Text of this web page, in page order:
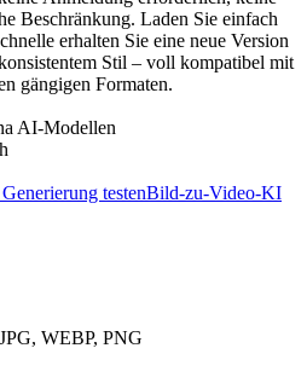
Beschränkung. Laden Sie einfach
erhalten Sie eine neue Version
Stil – voll kompatibel mit
gängigen Formaten.
AI-Modellen
testenBild-zu-Video-KI
WEBP, PNG